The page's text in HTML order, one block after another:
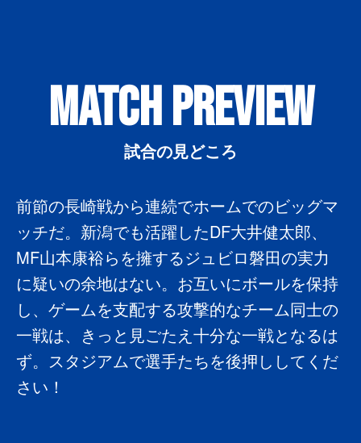
MATCH PREVIEW
試合の見どころ
前節の長崎戦から連続でホームでのビッグマ
ッチだ。新潟でも活躍したDF大井健太郎、
MF山本康裕らを擁するジュビロ磐田の実力
に疑いの余地はない。お互いにボールを保持
し、ゲームを支配する攻撃的なチーム同士の
一戦は、きっと見ごたえ十分な一戦となるは
ず。スタジアムで選手たちを後押ししてくだ
さい！